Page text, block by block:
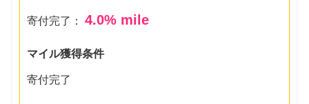
寄付完了：4.0% mile
マイル獲得条件
寄付完了